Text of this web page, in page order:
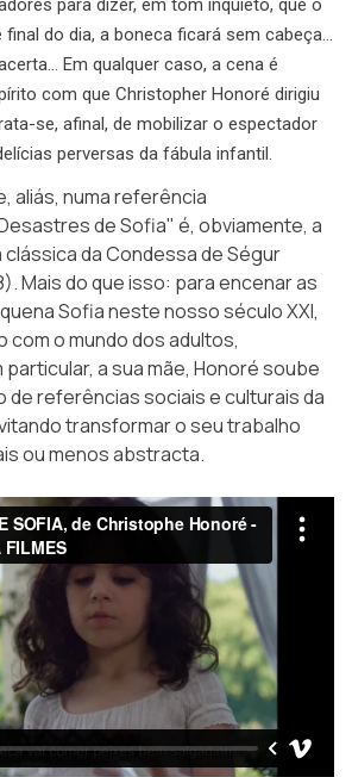
para dizer, em tom inquieto, que o
do dia, a boneca ficará sem cabeça…
Em qualquer caso, a cena é
com que Christopher Honoré dirigiu
se, afinal, de mobilizar o espectador
perversas da fábula infantil.
aliás, numa referência
de Sofia" é, obviamente, a
daCondessa de Ségur
Mais do que isso: para encenar as
Sofia neste nosso século XXI,
o mundo dos adultos,
a sua mãe, Honoré soube
de referências sociais e culturais da
transformar o seu trabalho
ou menos abstracta.